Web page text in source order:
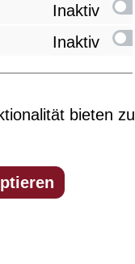
und Sie
Inaktiv
Inaktiv
bieten zu